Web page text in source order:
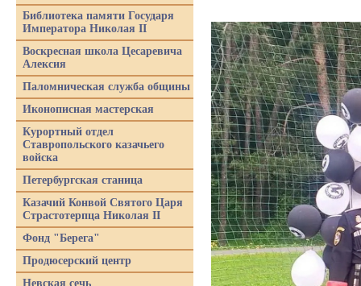
Библиотека памяти Государя
Императора Николая II
Воскресная школа Цесаревича
Алексия
Паломническая служба общины
Иконописная мастерская
Курортный отдел
Ставропольского казачьего
войска
Петербургская станица
Казачий Конвой Святого Царя
Страстотерпца Николая II
Фонд "Берега"
Продюсерский центр
Невская сечь